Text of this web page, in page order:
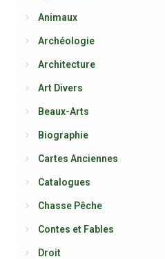
Animaux
Archéologie
Architecture
Art Divers
Beaux-Arts
Biographie
Cartes Anciennes
Catalogues
Chasse Pêche
Contes et Fables
Droit